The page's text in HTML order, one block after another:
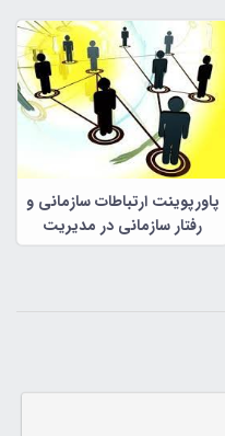
پاورپوینت ارتباطات سازمانی و
رفتار سازمانی در مدیریت
سازمانی